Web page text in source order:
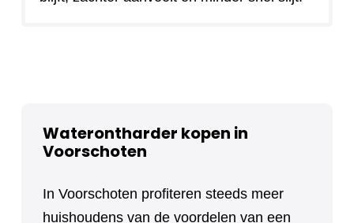
Waterontharder kopen in
Voorschoten
In Voorschoten profiteren steeds meer
huishoudens van de voordelen van een